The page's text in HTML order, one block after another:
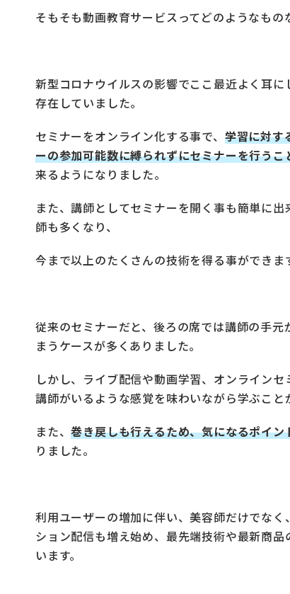
そもそも動画教育サービスってどのようなもの
新型コロナウイルスの影響でここ最近よく耳
存在していました。
セミナーをオンライン化する事で、 学習に対す
ーの参加可能数に縛られずにセミナーを行うこ
来るようになりました。
また、講師としてセミナーを開く事も簡単に
師も多くなり、
今まで以上のたくさんの技術を得る事ができま
従来のセミナーだと、後ろの席では講師の手
まうケースが多くありました。
しかし、ライブ配信や動画学習、オンラインセ
講師がいるような感覚を味わいながら学ぶこと
また、巻き戻しも行えるため、気になるポイ
りました。
利用ユーザーの増加に伴い、美容師だけでな
ション配信も増え始め、最先端技術や最新商
います。